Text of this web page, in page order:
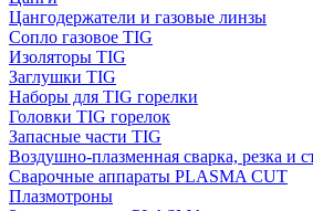
Цангодержатели и газовые линзы
Сопло газовое TIG
Изоляторы TIG
Заглушки TIG
Наборы для TIG горелки
Головки TIG горелок
Запасные части TIG
Воздушно-плазменная сварка, резка и
Сварочные аппараты PLASMA CUT
Плазмотроны